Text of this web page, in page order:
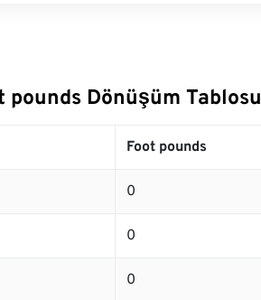
Dönüşüm Tablosu
Foot pounds
0
0
0